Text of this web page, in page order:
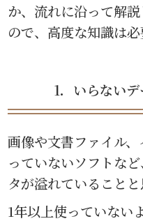
か、流れに沿って解
ので、高度な知識は必
1．いらない
画像や文書ファイル
っていないソフトな
タが溢れていることと
1年以上使っていない